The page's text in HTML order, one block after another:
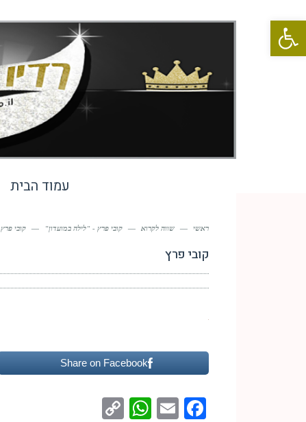
פתח סרגל נגישות
עמוד הבית
ראשי — שווה לקרוא — קובי פרץ - "לילה במועדון" — קובי פרץ
קובי פרץ
Share on Facebook
Facebook
Email
WhatsApp